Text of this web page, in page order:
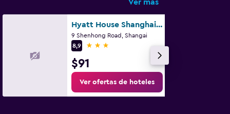
Ver más
Hyatt House Shanghai Hongqiao Cbd
9 Shenhong Road, Shangai
8,9
3 estrellas
$91
Ver ofertas de hoteles